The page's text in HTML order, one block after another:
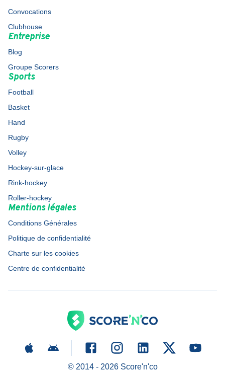
Convocations
Clubhouse
Entreprise
Blog
Groupe Scorers
Sports
Football
Basket
Hand
Rugby
Volley
Hockey-sur-glace
Rink-hockey
Roller-hockey
Mentions légales
Conditions Générales
Politique de confidentialité
Charte sur les cookies
Centre de confidentialité
© 2014 - 2026Score'n'co